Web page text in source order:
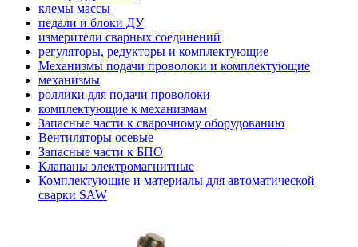
клемы массы
педали и блоки ДУ
измерители сварных соединений
регуляторы, редукторы и комплектующие
Механизмы подачи проволоки и комплектующие
механизмы
роллики для подачи проволоки
комплектующие к механизмам
Запасные части к сварочному оборудованию
Вентиляторы осевые
Запасные части к БПО
Клапаны электромагнитные
Комплектующие и материалы для автоматической
сварки SAW